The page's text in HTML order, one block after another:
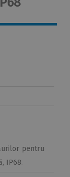
pentru
IP68.